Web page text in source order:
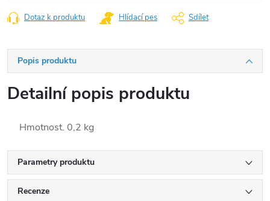
Dotaz k produktu Hlídací pes Sdílet
Popis produktu
Detailní popis produktu
Hmotnost. 0,2 kg
Parametry produktu
Recenze